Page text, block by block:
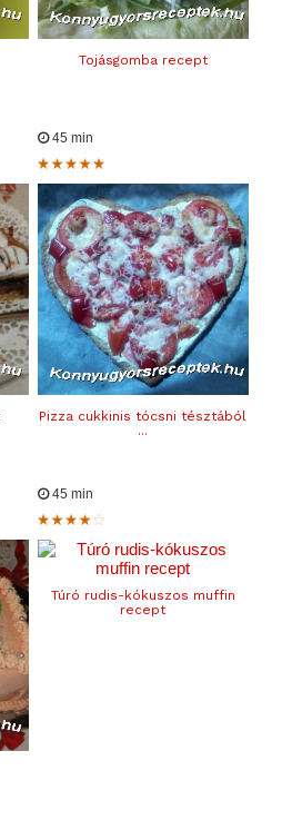
Tojásgomba recept
45 min
Pizza cukkinis tócsni tésztából
...
45 min
Túró rudis-kókuszos muffin
recept